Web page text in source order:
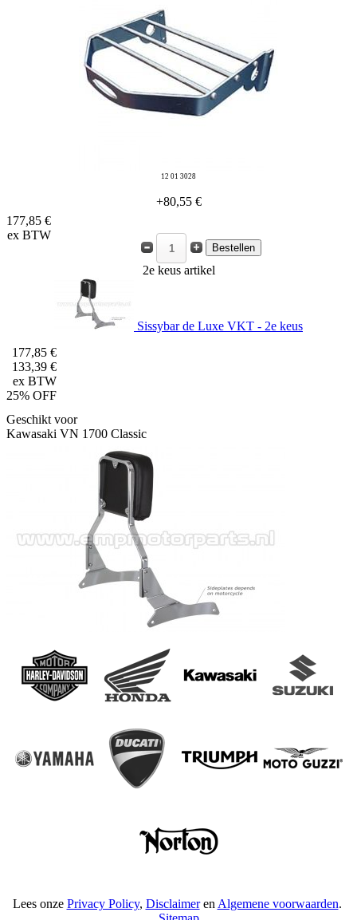
12 01 3028
+80,55 €
177,85 €
ex BTW
2e keus artikel
Sissybar de Luxe VKT - 2e keus
177,85 €
133,39 €
ex BTW
25% OFF
Geschikt voor
Kawasaki VN 1700 Classic
Lees onze Privacy Policy, Disclaimeren Algemene voorwaarden.